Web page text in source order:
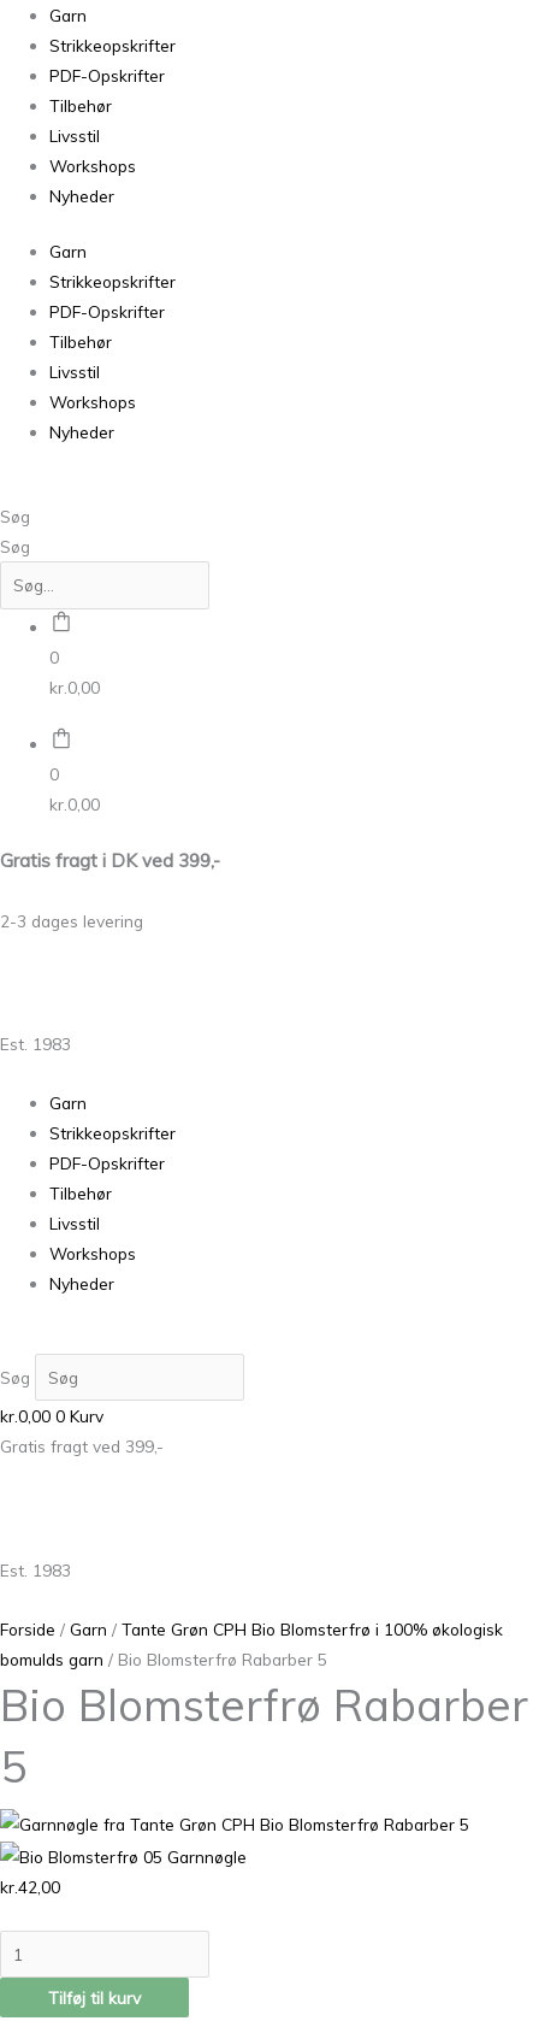
Garn
Strikkeopskrifter
PDF-Opskrifter
Tilbehør
Livsstil
Workshops
Nyheder
Garn
Strikkeopskrifter
PDF-Opskrifter
Tilbehør
Livsstil
Workshops
Nyheder
Søg
Søg
0
kr. 0,00
0
kr. 0,00
Gratis fragt i DK ved 399,-
2-3 dages levering
Est. 1983
Garn
Strikkeopskrifter
PDF-Opskrifter
Tilbehør
Livsstil
Workshops
Nyheder
Søg
kr.0,00 0 Kurv
Gratis fragt ved 399,-
Est. 1983
Forside / Garn / Tante Grøn CPH Bio Blomsterfrø i 100% økologisk
bomulds garn / Bio Blomsterfrø Rabarber 5
Bio Blomsterfrø Rabarber
5
kr.42,00
Blomsterfrø
Rabarber
antal
Tilføj til kurv